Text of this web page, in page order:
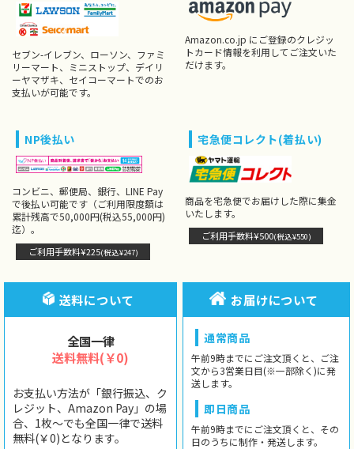
セブン-イレブン、ローソン、ファミ
リーマート、ミニストップ、デイリ
ーヤマザキ、セイコーマートでのお
支払いが可能です。
Amazon.co.jp にご登録のクレジッ
トカード情報を利用してご注文いた
だけます。
NP後払い
コンビニ、郵便局、銀行、LINE Pay
で後払い可能です（ご利用限度額は
累計残高で50,000円(税込55,000円)
迄）。
ご利用手数料¥225(税込¥247)
宅急便コレクト(着払い)
商品を宅急便でお届けした際に集金
いたします。
ご利用手数料¥500(税込¥550)
送料について
全国一律
送料無料(￥0)
お支払い方法が「銀行振込、ク
レジット、Amazon Pay」の場
合、1枚〜でも全国一律で送料
無料(￥0)となります。
お届けについて
通常商品
午前9時までにご注文頂くと、ご注
文から3営業日目(※一部除く)に発
送します。
即日商品
午前9時までにご注文頂くと、その
日のうちに制作・発送します。